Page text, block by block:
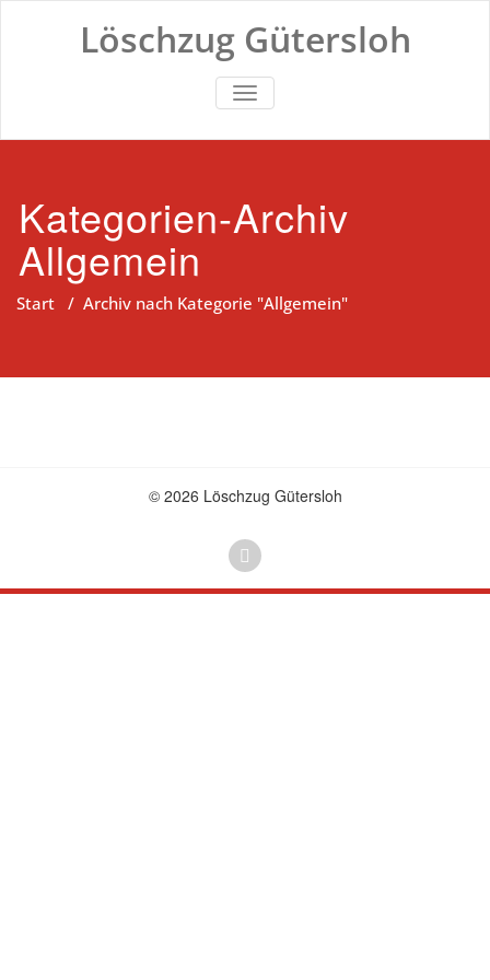
Löschzug Gütersloh
TOGGLE NAVIGATION
Kategorien-Archiv
Allgemein
Start / Archiv nach Kategorie "Allgemein"
© 2026 Löschzug Gütersloh